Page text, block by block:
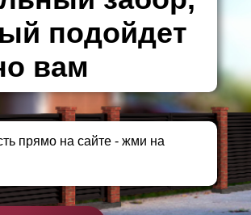
подойдет
вам
прямо на сайте - жми на